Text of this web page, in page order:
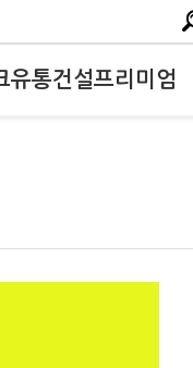
유통건설프리미엄